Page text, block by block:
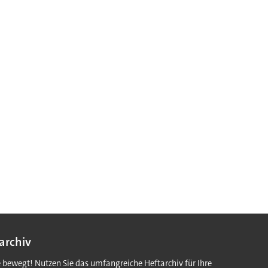
bewegt! Nutzen Sie das umfangreiche Heftarchiv für Ihre